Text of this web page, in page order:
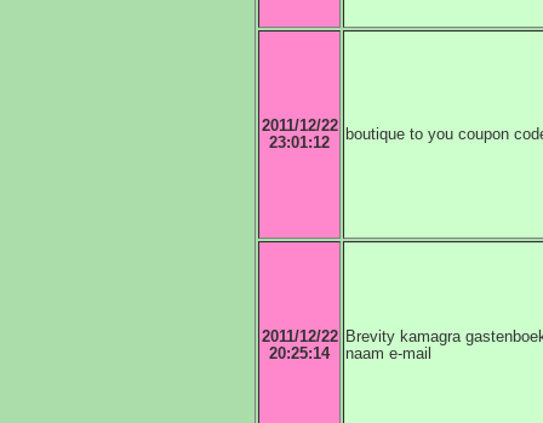
2011/12/22
23:01:12
boutique to you coupon
2011/12/22
20:25:14
Brevity kamagra
naam e-mail